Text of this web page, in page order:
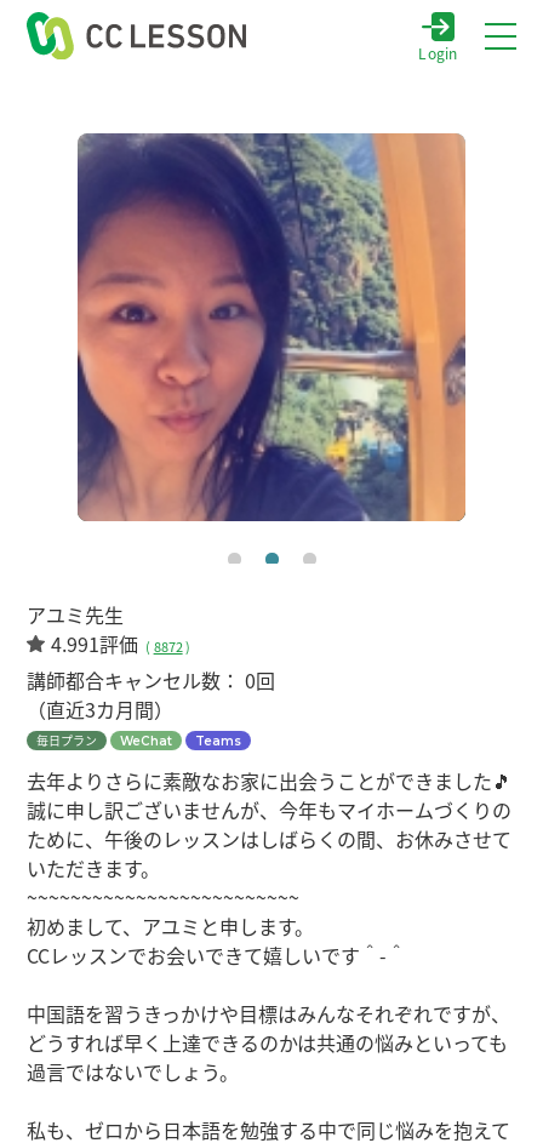
Login
アユミ先生
4.991評価 ( 8872)
講師都合キャンセル数：0回
（直近3カ月間）
毎日プラン WeChat Teams
去年よりさらに素敵なお家に出会うことができました🎵
誠に申し訳ございませんが、今年もマイホームづくりの
ために、午後のレッスンはしばらくの間、お休みさせて
いただきます。
~~~~~~~~~~~~~~~~~~~~~~~~~
初めまして、アユミと申します。
CCレッスンでお会いできて嬉しいです＾-＾
中国語を習うきっかけや目標はみんなそれぞれですが、
どうすれば早く上達できるのかは共通の悩みといっても
過言ではないでしょう。
私も、ゼロから日本語を勉強する中で同じ悩みを抱えて